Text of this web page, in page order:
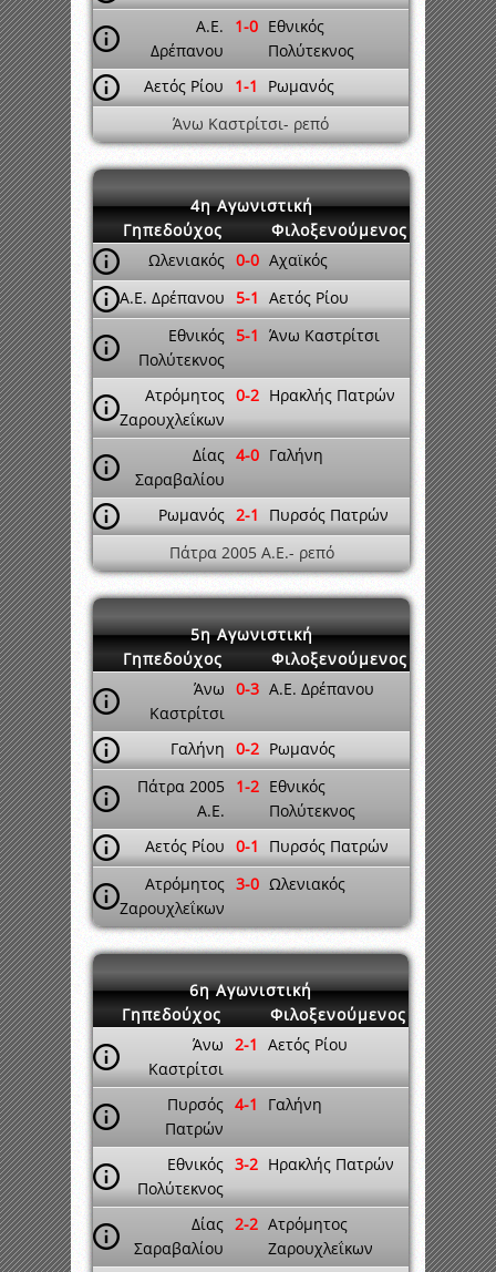
A.E.
Δρέπανου
1-0 Εθνικός
Πολύτεκνος
Αετός Ρίου
1-1
Ρωμανός
Άνω Καστρίτσι- ρεπό
4η Αγωνιστική
Γηπεδούχος
Φιλοξενούμενος
Ωλενιακός 0-0 Αχαϊκός
A.E. Δρέπανου 5-1 Αετός Ρίου
Εθνικός
Πολύτεκνος
5-1 Άνω Καστρίτσι
Ατρόμητος
Ζαρουχλεΐκων
0-2 Ηρακλής Πατρών
Δίας
Σαραβαλίου
4-0 Γαλήνη
Ρωμανός 2-1
Πυρσός Πατρών
Πάτρα 2005 A.E.- ρεπό
5η Αγωνιστική
Γηπεδούχος
Φιλοξενούμενος
Άνω
Καστρίτσι
0-3 A.E. Δρέπανου
Γαλήνη 0-2 Ρωμανός
Πάτρα 2005
A.E.
1-2 Εθνικός
Πολύτεκνος
Αετός Ρίου 0-1
Πυρσός Πατρών
Ατρόμητος
Ζαρουχλεΐκων
3-0 Ωλενιακός
6η Αγωνιστική
Γηπεδούχος
Φιλοξενούμενος
Άνω
Καστρίτσι
2-1 Αετός Ρίου
Πυρσός
Πατρών
4-1 Γαλήνη
Εθνικός
Πολύτεκνος
3-2 Ηρακλής Πατρών
Δίας
Σαραβαλίου
2-2 Ατρόμητος
Ζαρουχλεΐκων